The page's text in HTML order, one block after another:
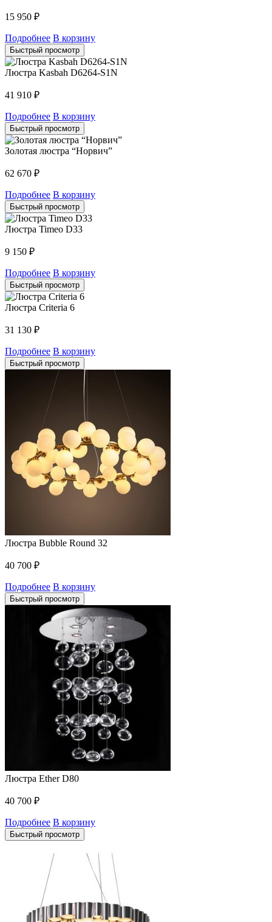
15 950 ₽
Подробнее В корзину
Быстрый просмотр
Люстра Kasbah D6264-S1N
41 910 ₽
Подробнее В корзину
Быстрый просмотр
Золотая люстра “Норвич”
62 670 ₽
Подробнее В корзину
Быстрый просмотр
Люстра Timeo D33
9 150 ₽
Подробнее В корзину
Быстрый просмотр
Люстра Criteria 6
31 130 ₽
Подробнее В корзину
Быстрый просмотр
Люстра Bubble Round 32
40 700 ₽
Подробнее В корзину
Быстрый просмотр
Люстра Ether D80
40 700 ₽
Подробнее В корзину
Быстрый просмотр